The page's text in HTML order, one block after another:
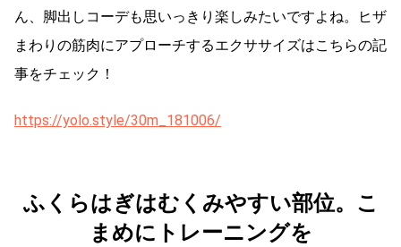
ん、脚出しコーデも思いっきり楽しみたいですよね。ヒザ
まわりの筋肉にアプローチするエクササイズはこちらの記
事をチェック！
https://yolo.style/30m_181006/
ふくらはぎはむくみやすい部位。こ
まめにトレーニングを